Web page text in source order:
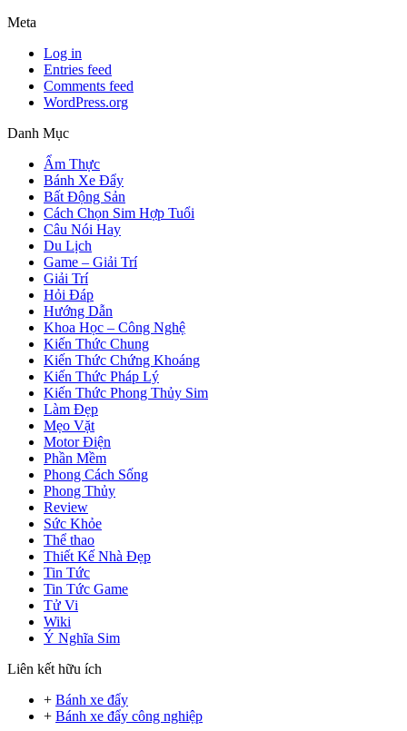
Meta
Log in
Entries feed
Comments feed
WordPress.org
Danh Mục
Ẩm Thực
Bánh Xe Đẩy
Bất Động Sản
Cách Chọn Sim Hợp Tuổi
Câu Nói Hay
Du Lịch
Game – Giải Trí
Giải Trí
Hỏi Đáp
Hướng Dẫn
Khoa Học – Công Nghệ
Kiến Thức Chung
Kiến Thức Chứng Khoáng
Kiến Thức Pháp Lý
Kiến Thức Phong Thủy Sim
Làm Đẹp
Mẹo Vặt
Motor Điện
Phần Mềm
Phong Cách Sống
Phong Thủy
Review
Sức Khỏe
Thể thao
Thiết Kế Nhà Đẹp
Tin Tức
Tin Tức Game
Tử Vi
Wiki
Ý Nghĩa Sim
Liên kết hữu ích
+ Bánh xe đẩy
+ Bánh xe đẩy công nghiệp